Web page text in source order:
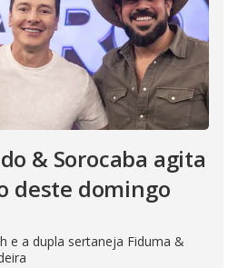
& Sorocaba agita
deste domingo
e a dupla sertaneja Fiduma &